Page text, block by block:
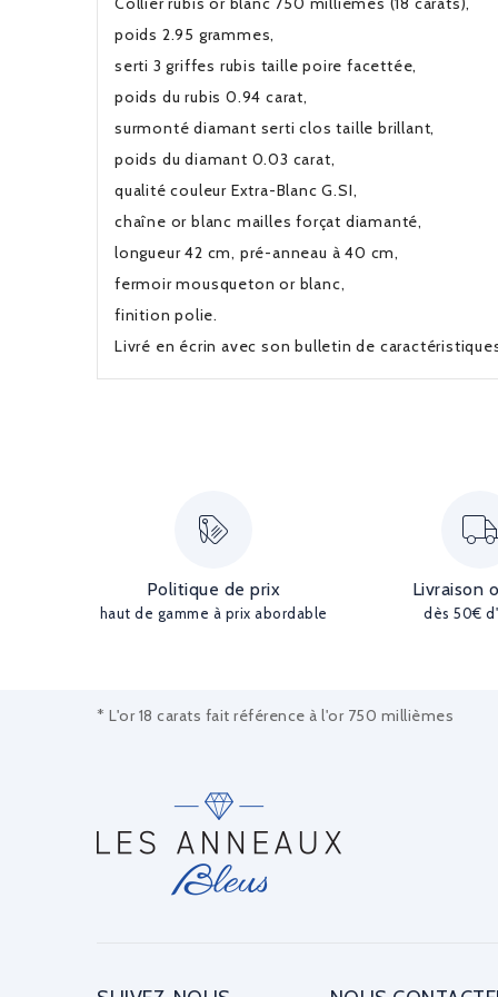
poids 2.95 grammes,
serti 3 griffes rubis taille poire facettée,
poids du rubis 0.94 carat,
surmonté diamant serti clos taille brillant,
poids du diamant 0.03 carat,
qualité couleur Extra-Blanc G.SI,
chaîne or blanc mailles forçat diamanté,
longueur 42 cm, pré-anneau à 40 cm,
fermoir mousqueton or blanc,
finition polie.
Livré en écrin avec son bulletin de
Politique de prix
haut de gamme à prix abordable
Livraison
dès 50€
* L'or 18 carats fait référence à l'or 750 millièmes